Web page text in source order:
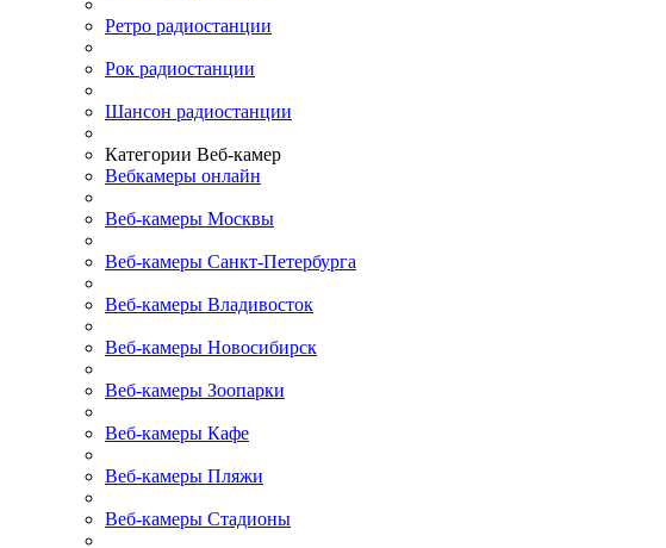
Ретро радиостанции
Рок радиостанции
Шансон радиостанции
Категории Веб-камер
Вебкамеры онлайн
Веб-камеры Москвы
Веб-камеры Санкт-Петербурга
Веб-камеры Владивосток
Веб-камеры Новосибирск
Веб-камеры Зоопарки
Веб-камеры Кафе
Веб-камеры Пляжи
Веб-камеры Стадионы